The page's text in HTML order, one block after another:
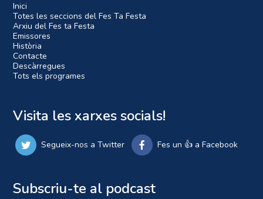
Inici
Totes les seccions del Fes Ta Festa
Arxiu del Fes ta Festa
Emissores
Història
Contacte
Descàrregues
Tots els programes
Visita les xarxes socials!
Segueix-nos a Twitter Fes un 👍 a Facebook
Subscriu-te al podcast